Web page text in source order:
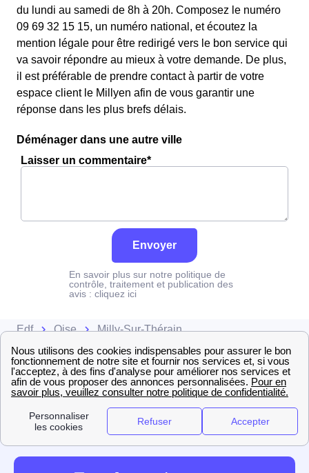
du lundi au samedi de 8h à 20h. Composez le numéro
09 69 32 15 15, un numéro national, et écoutez la
mention légale pour être redirigé vers le bon service qui
va savoir répondre au mieux à votre demande. De plus,
il est préférable de prendre contact à partir de votre
espace client le Millyen afin de vous garantir une
réponse dans les plus brefs délais.
Déménager dans une autre ville
Laisser un commentaire*
Envoyer
En savoir plus sur notre politique de
contrôle, traitement et publication des
avis : cliquez ici
Edf Oise Milly-Sur-Thérain